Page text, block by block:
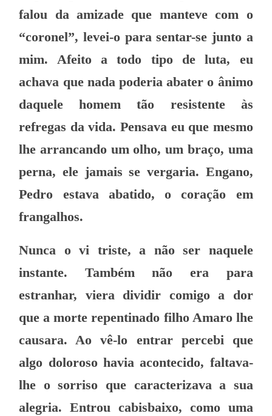
falou da amizade que manteve com o
“coronel”, levei-o para sentar-se junto a
mim. Afeito a todo tipo de luta, eu
achava que nada poderia abater o ânimo
daquele homem tão resistente às
refregas da vida. Pensava eu que mesmo
lhe arrancando um olho, um braço, uma
perna, ele jamais se vergaria. Engano,
Pedro estava abatido, o coração em
frangalhos.
Nunca o vi triste, a não ser naquele
instante. Também não era para
estranhar, viera dividir comigo a dor
que a morte repentinado filho Amaro lhe
causara. Ao vê-lo entrar percebi que
algo doloroso havia acontecido, faltava-
lhe o sorriso que caracterizava a sua
alegria. Entrou cabisbaixo, como uma